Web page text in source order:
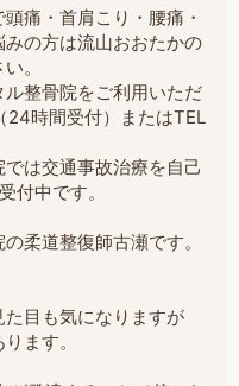
痛・首肩こり・腰痛・
の方は流山おおたかの
。
整骨院をご利用いただ
24時間受付）またはTEL
は交通事故治療を自己
付中です。
柔道整復師古瀬です。
目も気になりますが
ます。